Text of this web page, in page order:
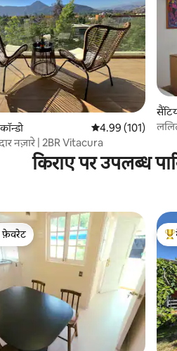
औसत रेटिंग 5 में से
4.99 (101)
नज़ारे | 2BR Vitacura
किराए पर उपलब्ध
फ़ेवरेट
फ़ेवरेट